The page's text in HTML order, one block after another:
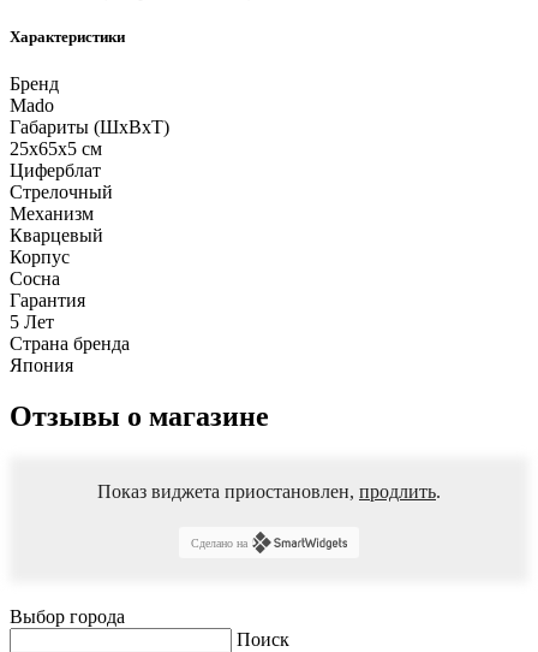
Характеристики
Бренд
Mado
Габариты (ШхВхТ)
25x65x5 см
Циферблат
Стрелочный
Механизм
Кварцевый
Корпус
Сосна
Гарантия
5 Лет
Страна бренда
Япония
Отзывы о магазине
Показ виджета приостановлен, продлить.
Сделано на
Выбор города
Поиск